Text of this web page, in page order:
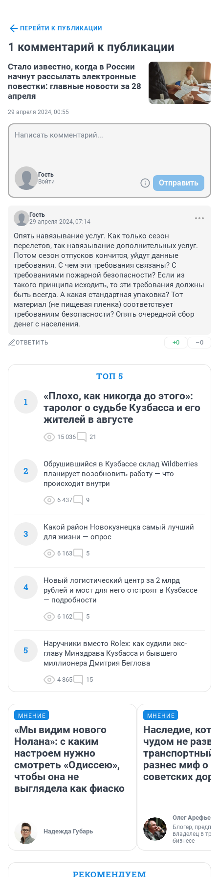
ПЕРЕЙТИ К ПУБЛИКАЦИИ
1 комментарий к публикации
Стало известно, когда в России
начнут рассылать электронные
повестки: главные новости за 28
апреля
29 апреля 2024, 00:55
Гость
Войти
Отправить
Гость
29 апреля 2024, 07:14
Опять навязывание услуг. Как только сезон
перелетов, так навязывание дополнительных услуг.
Потом сезон отпусков кончится, уйдут данные
требования. С чем эти требования связаны? С
требованиями пожарной безопасности? Если из
такого принципа исходить, то эти требования должны
быть всегда. А какая стандартная упаковка? Тот
материал (не пищевая пленка) соответствует
требованиям безопасности? Опять очередной сбор
денег с населения.
ОТВЕТИТЬ +0 –0
ТОП 5
1
«Плохо, как никогда до этого»:
таролог о судьбе Кузбасса и его
жителей в августе
15 036 21
2
Обрушившийся в Кузбассе склад Wildberries
планирует возобновить работу — что
происходит внутри
6 437 9
3
Какой район Новокузнецка самый лучший
для жизни — опрос
6 163 5
4
Новый логистический центр за 2 млрд
рублей и мост для него отстроят в Кузбассе
— подробности
6 162 5
5
Наручники вместо Rolex: как судили экс-
главу Минздрава Кузбасса и бывшего
миллионера Дмитрия Беглова
4 865 15
МНЕНИЕ
«Мы видим нового
Нолана»: с каким
настроем нужно
смотреть «Одиссею»,
чтобы она не
выглядела как фиаско
Надежда Губарь
МНЕНИЕ
Наследие,
чудом не
транспортный
разнес миф о
советских
Олег Арефьев
Блогер,
владелец в
бизнесе
РЕКОМЕНДУЕМ